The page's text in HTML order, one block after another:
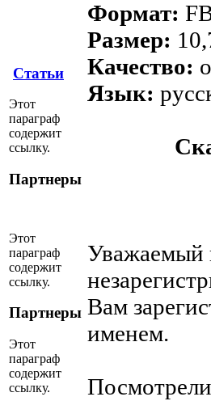
Статьи
Этот
параграф
содержит
ссылку.
Партнеры
Этот
параграф
содержит
ссылку.
Партнеры
Этот
параграф
содержит
ссылку.
Формат:
Размер:
Качество:
Язык:
Уважаемый
Вам
именем.